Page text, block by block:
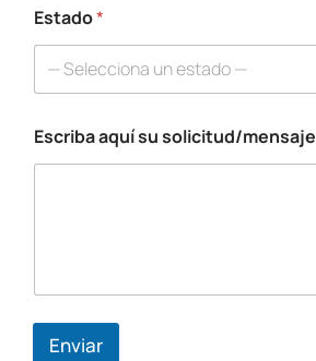
d
o
Estado*
— Selecciona un estado —
Escriba aquí su solicitud/mensaje
Enviar